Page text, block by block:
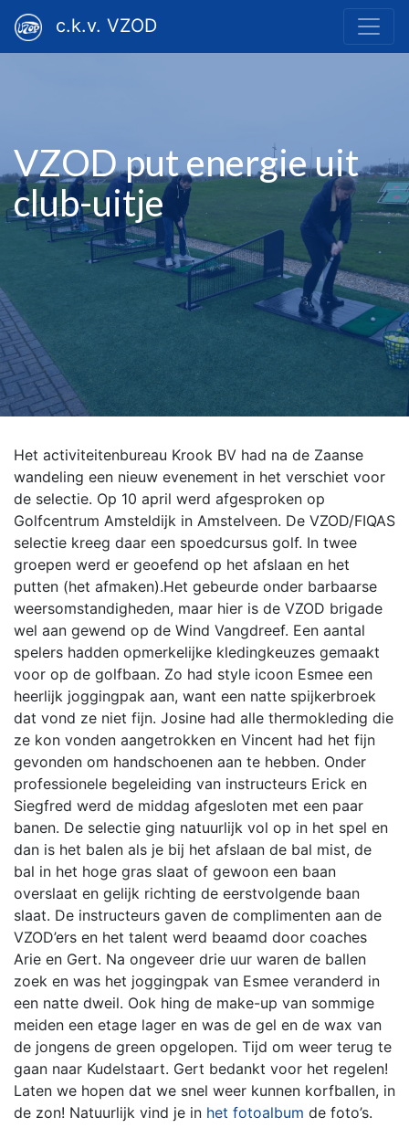
c.k.v. VZOD
VZOD put energie uit
club-uitje
Het activiteitenbureau Krook BV had na de Zaanse
wandeling een nieuw evenement in het verschiet voor
de selectie. Op 10 april werd afgesproken op
Golfcentrum Amsteldijk in Amstelveen. De VZOD/FIQAS
selectie kreeg daar een spoedcursus golf. In twee
groepen werd er geoefend op het afslaan en het
putten (het afmaken).Het gebeurde onder barbaarse
weersomstandigheden, maar hier is de VZOD brigade
wel aan gewend op de Wind Vangdreef. Een aantal
spelers hadden opmerkelijke kledingkeuzes gemaakt
voor op de golfbaan. Zo had style icoon Esmee een
heerlijk joggingpak aan, want een natte spijkerbroek
dat vond ze niet fijn. Josine had alle thermokleding die
ze kon vonden aangetrokken en Vincent had het fijn
gevonden om handschoenen aan te hebben. Onder
professionele begeleiding van instructeurs Erick en
Siegfred werd de middag afgesloten met een paar
banen. De selectie ging natuurlijk vol op in het spel en
dan is het balen als je bij het afslaan de bal mist, de
bal in het hoge gras slaat of gewoon een baan
overslaat en gelijk richting de eerstvolgende baan
slaat. De instructeurs gaven de complimenten aan de
VZOD’ers en het talent werd beaamd door coaches
Arie en Gert. Na ongeveer drie uur waren de ballen
zoek en was het joggingpak van Esmee veranderd in
een natte dweil. Ook hing de make-up van sommige
meiden een etage lager en was de gel en de wax van
de jongens de green opgelopen. Tijd om weer terug te
gaan naar Kudelstaart. Gert bedankt voor het regelen!
Laten we hopen dat we snel weer kunnen korfballen, in
de zon! Natuurlijk vind je in het fotoalbum de foto’s.